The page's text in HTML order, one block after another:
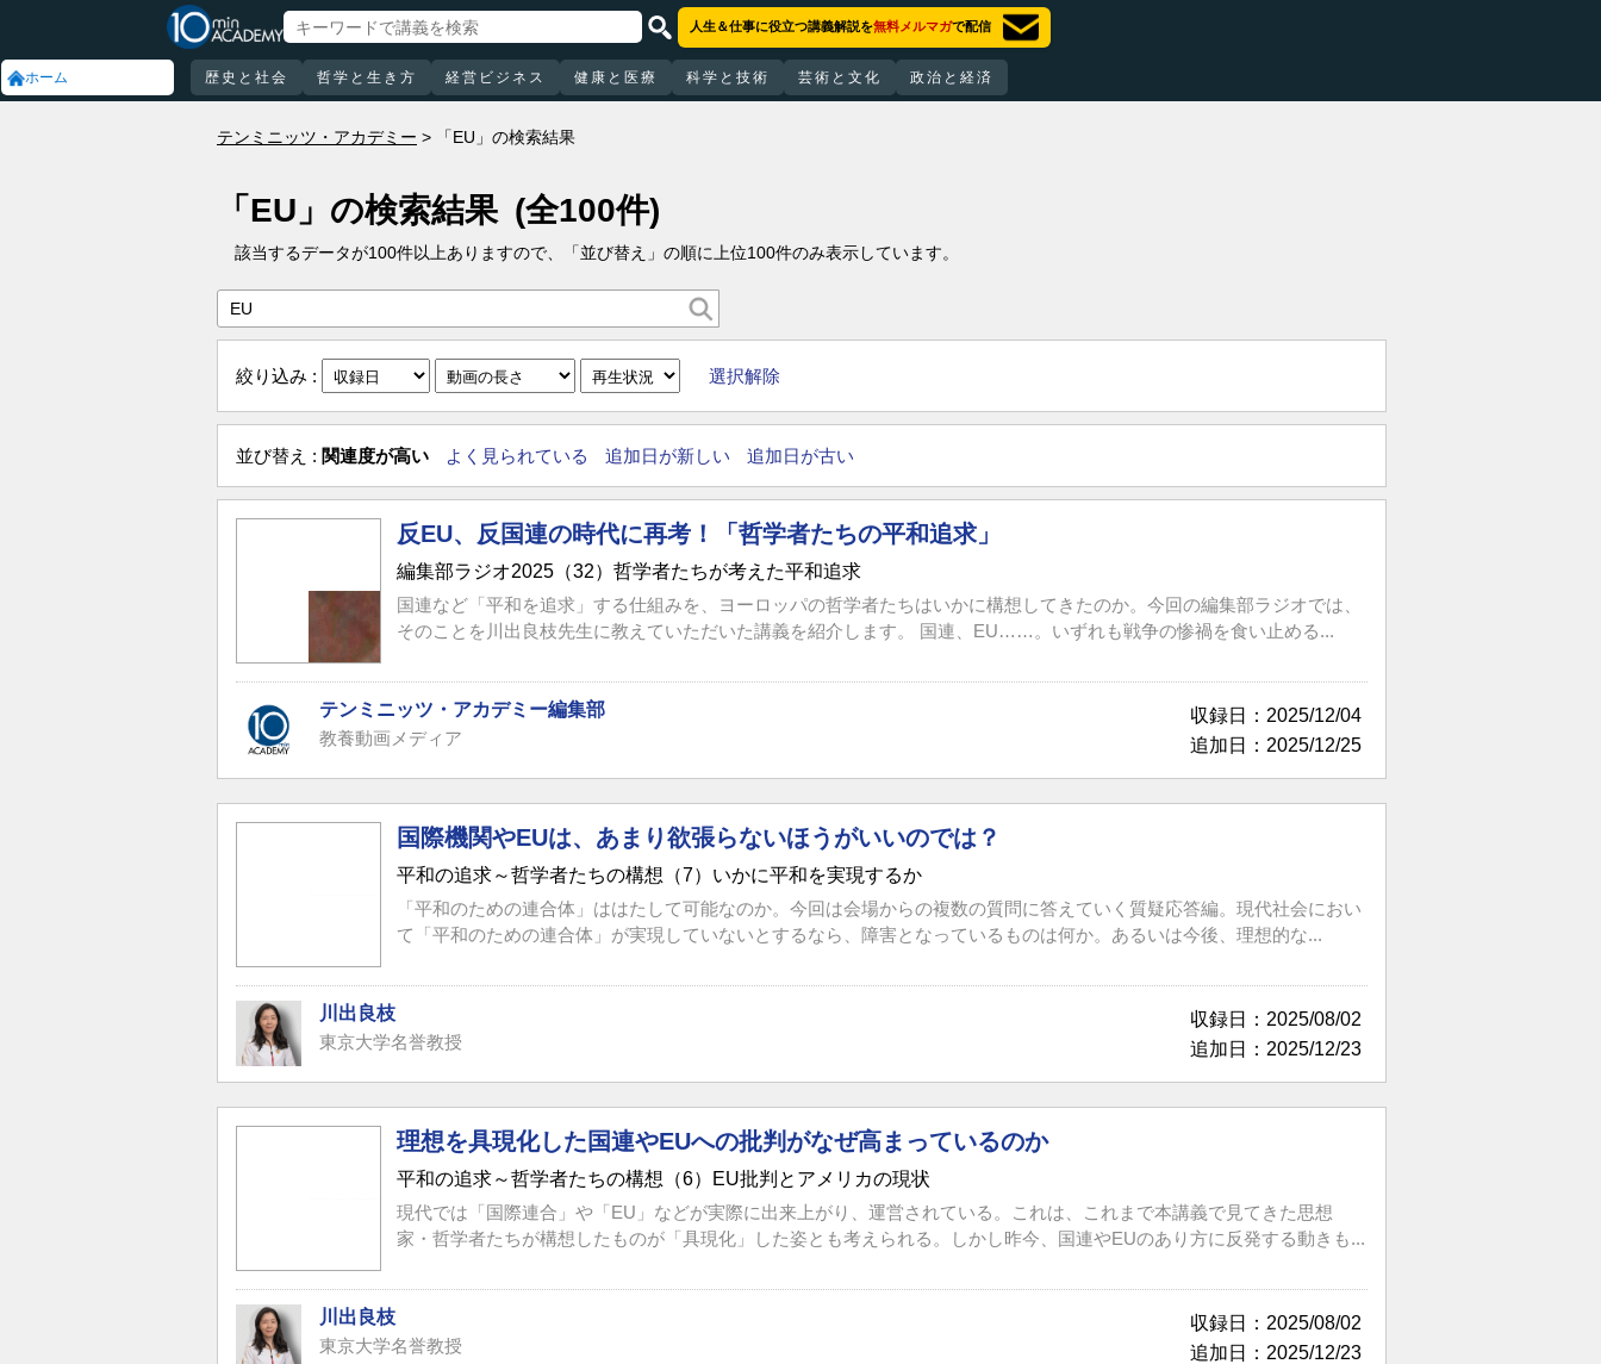
ホーム
人生＆仕事に役立つ講義解説を無料メルマガで配信
歴史と社会 哲学と生き方 経営ビジネス 健康と医療 科学と技術 芸術と文化 政治と経済
テンミニッツ・アカデミー 「EU」の検索結果
「EU」の検索結果 (全100件)
該当するデータが100件以上ありますので、「並び替え」の順に上位100件のみ表示しています。
絞り込み : 選択解除
並び替え : 関連度が高い よく見られている 追加日が新しい 追加日が古い
反EU、反国連の時代に再考！「哲学者たちの平和追求」
編集部ラジオ2025（32）哲学者たちが考えた平和追求
国連など「平和を追求」する仕組みを、ヨーロッパの哲学者たちはいかに構想してきたのか。今回の編集部ラジオでは、
そのことを川出良枝先生に教えていただいた講義を紹介します。 国連、EU……。いずれも戦争の惨禍を食い止める...
収録日：2025/12/04
追加日：2025/12/25
テンミニッツ・アカデミー編集部
教養動画メディア
国際機関やEUは、あまり欲張らないほうがいいのでは？
平和の追求～哲学者たちの構想（7）いかに平和を実現するか
「平和のための連合体」ははたして可能なのか。今回は会場からの複数の質問に答えていく質疑応答編。現代社会におい
て「平和のための連合体」が実現していないとするなら、障害となっているものは何か。あるいは今後、理想的な...
収録日：2025/08/02
追加日：2025/12/23
川出良枝
東京大学名誉教授
理想を具現化した国連やEUへの批判がなぜ高まっているのか
平和の追求～哲学者たちの構想（6）EU批判とアメリカの現状
現代では「国際連合」や「EU」などが実際に出来上がり、運営されている。これは、これまで本講義で見てきた思想
家・哲学者たちが構想したものが「具現化」した姿とも考えられる。しかし昨今、国連やEUのあり方に反発する動きも...
収録日：2025/08/02
追加日：2025/12/23
川出良枝
東京大学名誉教授